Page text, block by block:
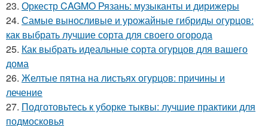
23. Оркестр CAGMO Рязань: музыканты и дирижеры
24. Самые выносливые и урожайные гибриды огурцов:
как выбрать лучшие сорта для своего огорода
25. Как выбрать идеальные сорта огурцов для вашего
дома
26. Желтые пятна на листьях огурцов: причины и
лечение
27. Подготовьтесь к уборке тыквы: лучшие практики для
подмосковья